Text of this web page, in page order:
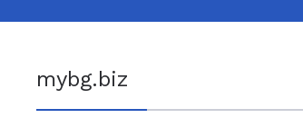
mybg.biz